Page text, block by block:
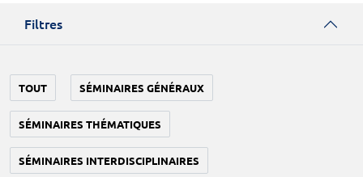
Filtres
TOUT SÉMINAIRES GÉNÉRAUX
SÉMINAIRES THÉMATIQUES
SÉMINAIRES INTERDISCIPLINAIRES